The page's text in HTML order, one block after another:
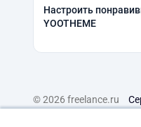
Настроить
YOOTHEME
© 2026 freelance.ru